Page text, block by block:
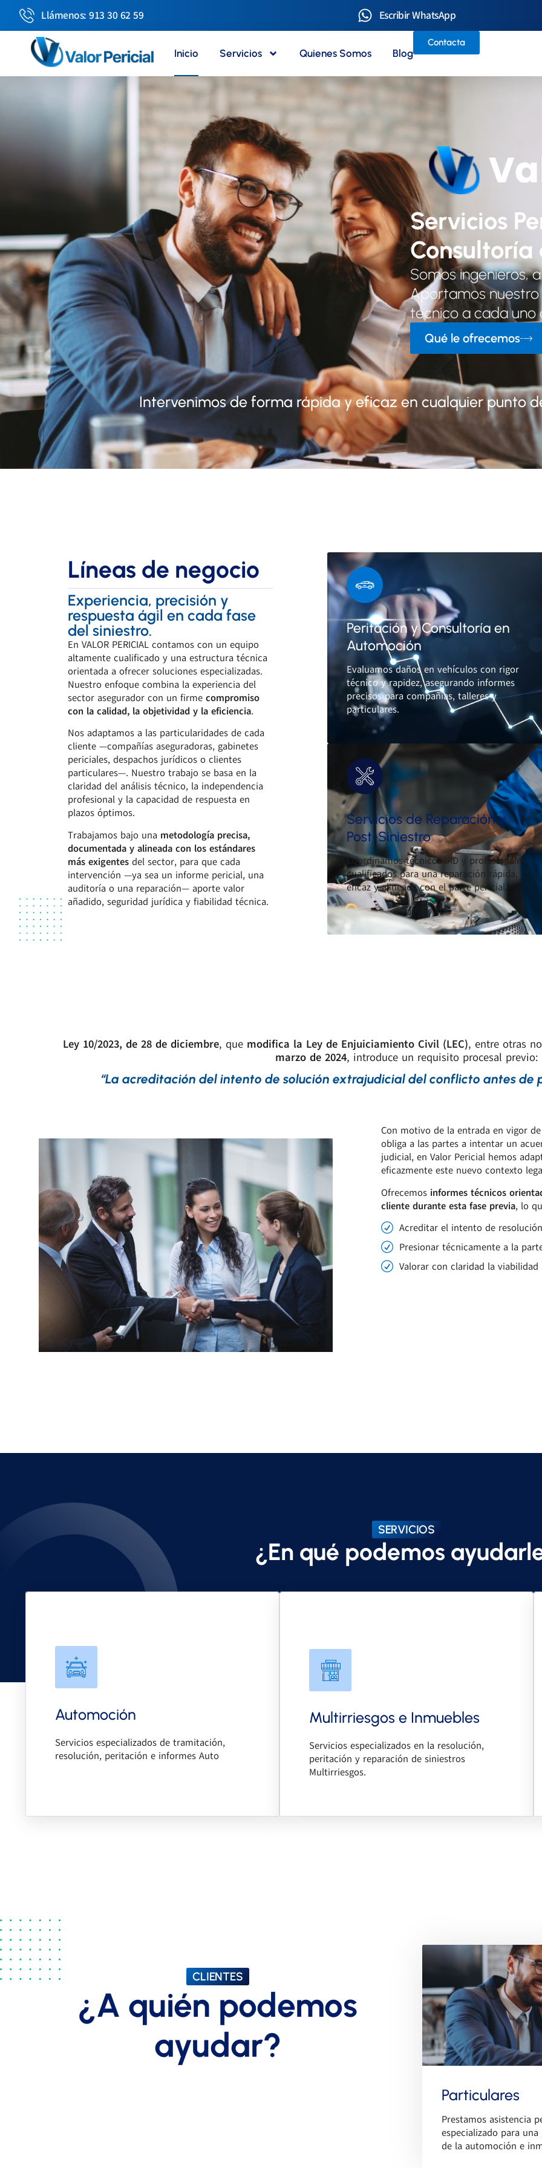
Llámenos: 913 30 62 59 Escribir WhatsApp
Inicio Servicios Quienes Somos Blog
Contacta
Servicios
Consultoría
Somos ingenieros,
Aportamos
técnico a cada uno
Qué le ofrecemos
Intervenimos de forma rápida y eficaz en cualquier punto
Líneas de negocio
Experiencia, precisión y
respuesta ágil en cada fase
del siniestro.
En VALOR PERICIAL contamos con un equipo
altamente cualificado y una estructura técnica
orientada a ofrecer soluciones especializadas.
Nuestro enfoque combina la experiencia del
sector asegurador con un firme compromiso
con la calidad, la objetividad y la eficiencia.
Nos adaptamos a las particularidades de cada
cliente —compañías aseguradoras, gabinetes
periciales, despachos jurídicos o clientes
particulares—. Nuestro trabajo se basa en la
claridad del análisis técnico, la independencia
profesional y la capacidad de respuesta en
plazos óptimos.
Trabajamos bajo una metodología precisa,
documentada y alineada con los estándares
más exigentes del sector, para que cada
intervención —ya sea un informe pericial, una
auditoría o una reparación— aporte valor
añadido, seguridad jurídica y fiabilidad técnica.
Peritación y Consultoría en
Automoción
Evaluamos daños en vehículos con rigor
técnico y rapidez, asegurando informes
precisos para compañías, talleres y
particulares.
Servicios de Reparación y
Post-Siniestro
Coordinamos técnicos IRD y profesionales
cualificados para una reparación rápida,
eficaz y alineada con el parte pericial.
Ley 10/2023, de 28 de diciembre, que modifica la Ley de Enjuiciamiento Civil (LEC), entre otras
marzo de 2024, introduce un requisito procesal previo:
“La acreditación del intento de solución extrajudicial del conflicto antes de
Con motivo de la entrada en vigor
obliga a las partes a intentar un
judicial, en Valor Pericial hemos
eficazmente este nuevo contexto
Ofrecemos informes técnicos
cliente durante esta fase previa, lo
Acreditar el intento de
Presionar técnicamente a la
Valorar con claridad la
SERVICIOS
¿En qué podemos
Automoción
Servicios especializados de tramitación,
resolución, peritación e informes Auto
→ Reparaciones Taller
→ Averías mecánicas
→ Vicios Ocultos
→ Auditorías
→ Valor venal / mercado
→ Valoración de bienes
→ Finalizaciones
Multirriesgos e Inmuebles
Servicios especializados en la resolución,
peritación y reparación de siniestros
Multirriesgos.
→ Valoración de daños ( Eléctricos, Agua,
Fenómenos atmosféricos, Robo, Incendio,
Responsabilidad Civil )
→ Vicios ocultos
→ Discrepancias Obras y reformas
→ Discrepancias compañías aseguradoras
→ Informes técnicos
CLIENTES
¿A quién podemos
ayudar?
Particulares
Prestamos asistencia
especializado para
de la automoción e